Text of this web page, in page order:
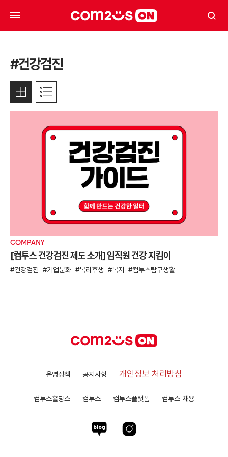
#건강검진
COMPANY
[컴투스 건강검진 제도 소개] 임직원 건강 지킴이
건강검진 기업문화 복리후생 복지 컴투스탐구생활
운영정책 공지사항 개인정보 처리방침
컴투스홀딩스 컴투스 컴투스플랫폼 컴투스 채용